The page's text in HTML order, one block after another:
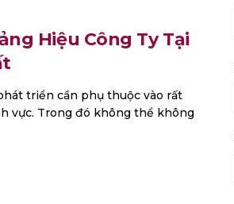
Hiệu Công Ty Tại
triển cần phụ thuộc vào rất
vực. Trong đó không thể không